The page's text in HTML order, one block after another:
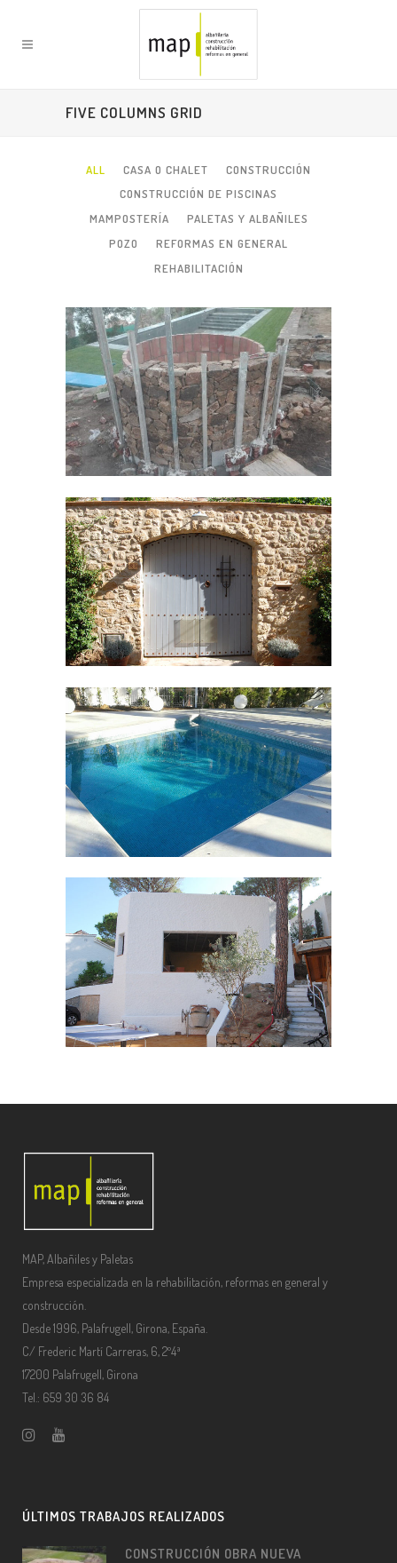
FIVE COLUMNS GRID
ALL CASA O CHALET
CONSTRUCCIÓN
CONSTRUCCIÓN DE PISCINAS
MAMPOSTERÍA
PALETAS Y ALBAÑILES
POZO
REFORMAS EN GENERAL
REHABILITACIÓN
MAP, Albañiles y Paletas
Empresa especializada en la rehabilitación, reformas en general y
construcción.
Desde 1996, Palafrugell, Girona, España.
C/ Frederic Martí Carreras, 6, 2º4ª
17200 Palafrugell, Girona
Tel.: 659 30 36 84
ÚLTIMOS TRABAJOS REALIZADOS
CONSTRUCCIÓN OBRA NUEVA